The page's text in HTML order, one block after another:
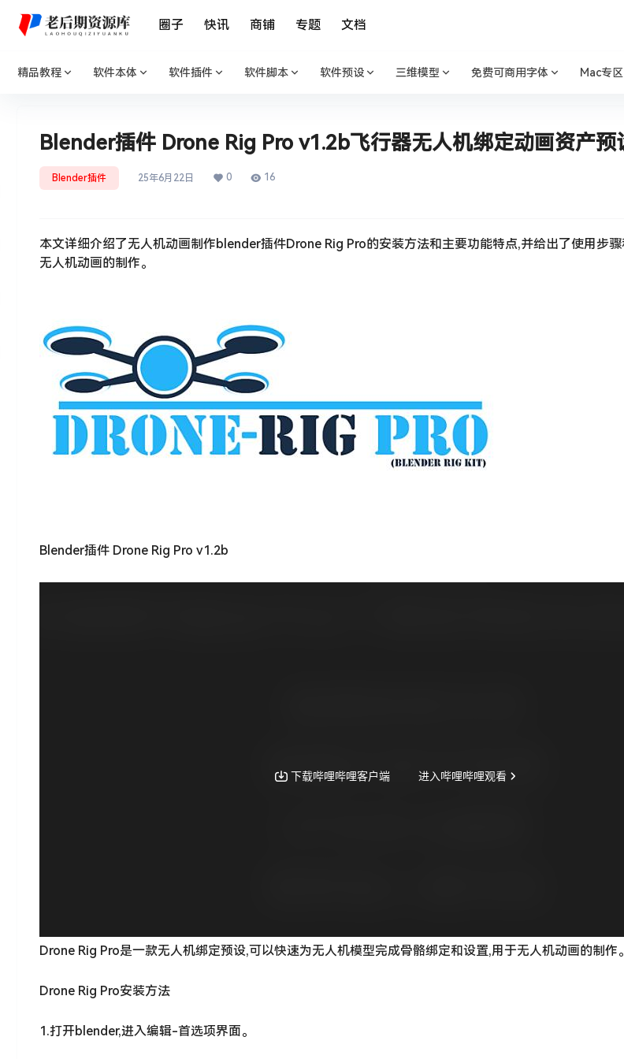
圈子 快讯 商铺 专题 文档
精品教程 软件本体 软件插件 软件脚本 软件预设 三维模型 免费可商用字体 Mac专区
Blender插件 Drone Rig Pro v1.2b飞行器无人机绑定动画资产预
Blender插件 25年6月22日 0 16
本文详细介绍了无人机动画制作blender插件Drone Rig Pro的安装方法和主要功能特点,并给出了使用步
无人机动画的制作。
Blender插件 Drone Rig Pro v1.2b
Drone Rig Pro是一款无人机绑定预设,可以快速为无人机模型完成骨骼绑定和设置,用于无人机动画的制作。
Drone Rig Pro安装方法
1.打开blender,进入编辑-首选项界面。